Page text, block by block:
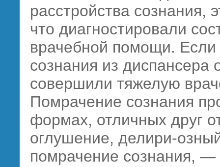
расстройства сознания,
что диагностировали
врачебной помощи.
сознания из диспансера
совершили тяжелую
Помрачение сознания
формах, отличных друг
оглушение, делири-
помрачение сознания,